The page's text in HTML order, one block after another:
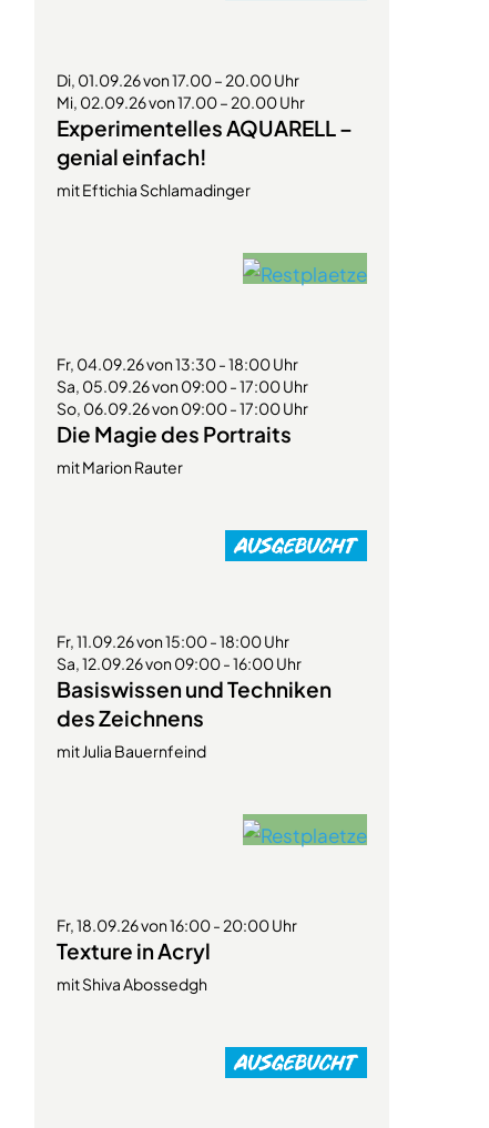
Di, 01.09.26 von 17.00 – 20.00 Uhr
Mi, 02.09.26 von 17.00 – 20.00 Uhr
Experimentelles AQUARELL –
genial einfach!
mit Eftichia Schlamadinger
Fr, 04.09.26 von 13:30 - 18:00 Uhr
Sa, 05.09.26 von 09:00 - 17:00 Uhr
So, 06.09.26 von 09:00 - 17:00 Uhr
Die Magie des Portraits
mit Marion Rauter
Fr, 11.09.26 von 15:00 - 18:00 Uhr
Sa, 12.09.26 von 09:00 - 16:00 Uhr
Basiswissen und Techniken
des Zeichnens
mit Julia Bauernfeind
Fr, 18.09.26 von 16:00 - 20:00 Uhr
Texture in Acryl
mit Shiva Abossedgh